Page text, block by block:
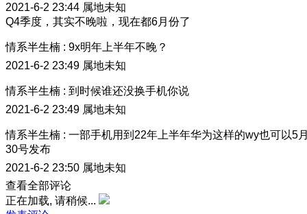
2021-6-2 23:44 属地未知
Q4季度，其实不晚啦，现在都6月份了
情系半生楠 : 9x明年上半年不晚？
2021-6-2 23:49 属地未知
情系半生楠 : 到时候谁还没换手机你说
2021-6-2 23:49 属地未知
情系半生楠 : 一部手机用到22年上半年华为这样的wy也可以5
30号发布
2021-6-2 23:50 属地未知
查看全部评论
正在加载, 请稍候...